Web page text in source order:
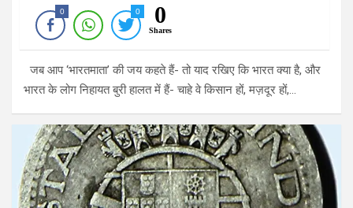
0 0 0
Shares
जब आप ‘भारतमाता’ की जय कहते हैं- तो याद रखिए कि भारत क्या है, और
भारत के लोग निहायत बुरी हालत में हैं- चाहे वे किसान हों, मज़दूर हों,…